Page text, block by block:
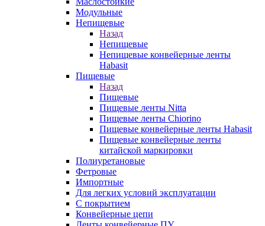
Модульные
Непищевые
Назад
Непищевые
Непищевые конвейерные ленты
Habasit
Пищевые
Назад
Пищевые
Пищевые ленты Nitta
Пищевые ленты Chiorino
Пищевые конвейерные ленты Habasit
Пищевые конвейерные ленты
китайской маркировки
Полиуретановые
Фетровые
Импортные
Для легких условий эксплуатации
С покрытием
Конвейерные цепи